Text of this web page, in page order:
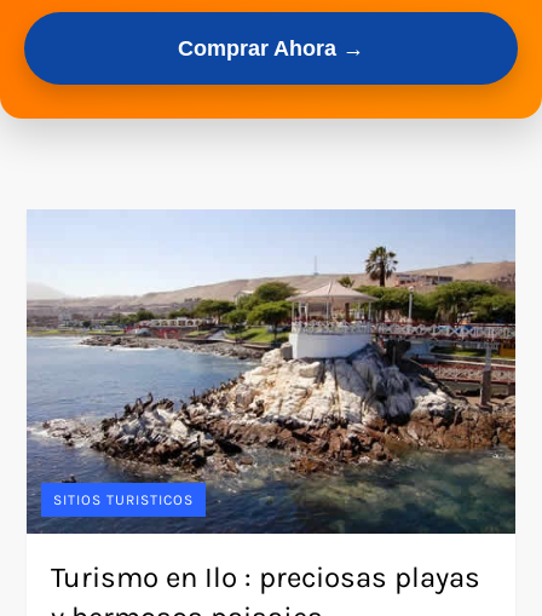
Comprar Ahora →
SITIOS TURISTICOS
Turismo en Ilo : preciosas playas